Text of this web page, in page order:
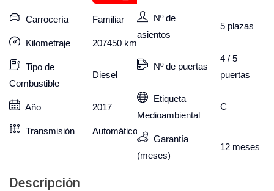
Carrocería Familiar
Kilometraje 207450 km
Tipo de
Combustible
Diesel
Año 2017
Transmisión Automático
Nº de
asientos
5 plazas
Nº de puertas
4 / 5
puertas
Etiqueta
Medioambiental
C
Garantía
(meses)
12 meses
Descripción